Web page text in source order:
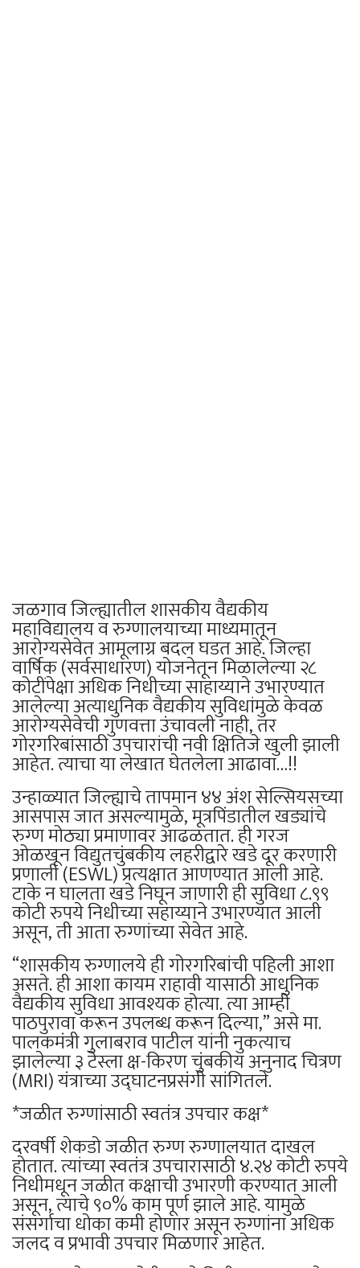
जळगाव जिल्ह्यातील शासकीय वैद्यकीय
महाविद्यालय व रुग्णालयाच्या माध्यमातून
आरोग्यसेवेत आमूलाग्र बदल घडत आहे. जिल्हा
वार्षिक (सर्वसाधारण) योजनेतून मिळालेल्या २८
कोटींपेक्षा अधिक निधीच्या साहाय्याने उभारण्यात
आलेल्या अत्याधुनिक वैद्यकीय सुविधांमुळे केवळ
आरोग्यसेवेची गुणवत्ता उंचावली नाही, तर
गोरगरिबांसाठी उपचारांची नवी क्षितिजे खुली झाली
आहेत. त्याचा या लेखात घेतलेला आढावा…!!
उन्हाळ्यात जिल्ह्याचे तापमान ४४ अंश सेल्सियसच्या
आसपास जात असल्यामुळे, मूत्रपिंडातील खड्यांचे
रुग्ण मोठ्या प्रमाणावर आढळतात. ही गरज
ओळखून विद्युतचुंबकीय लहरीद्वारे खडे दूर करणारी
प्रणाली (ESWL) प्रत्यक्षात आणण्यात आली आहे.
टाके न घालता खडे निघून जाणारी ही सुविधा ८.९९
कोटी रुपये निधीच्या सहाय्याने उभारण्यात आली
असून, ती आता रुग्णांच्या सेवेत आहे.
“शासकीय रुग्णालये ही गोरगरिबांची पहिली आशा
असते. ही आशा कायम राहावी यासाठी आधुनिक
वैद्यकीय सुविधा आवश्यक होत्या. त्या आम्ही
पाठपुरावा करून उपलब्ध करून दिल्या,” असे मा.
पालकमंत्री गुलाबराव पाटील यांनी नुकत्याच
झालेल्या ३ टेस्ला क्ष-किरण चुंबकीय अनुनाद चित्रण
(MRI) यंत्राच्या उद्घाटनप्रसंगी सांगितले.
*जळीत रुग्णांसाठी स्वतंत्र उपचार कक्ष*
दरवर्षी शेकडो जळीत रुग्ण रुग्णालयात दाखल
होतात. त्यांच्या स्वतंत्र उपचारासाठी ४.२४ कोटी रुपये
निधीमधून जळीत कक्षाची उभारणी करण्यात आली
असून, त्याचे ९०% काम पूर्ण झाले आहे. यामुळे
संसर्गाचा धोका कमी होणार असून रुग्णांना अधिक
जलद व प्रभावी उपचार मिळणार आहेत.